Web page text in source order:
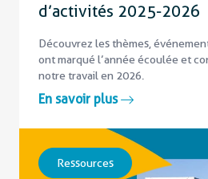
d’activités 2025-2026
Découvrez les thèmes,
ont marqué l’année écoulée et
notre travail en 2026.
En savoir plus
Ressources